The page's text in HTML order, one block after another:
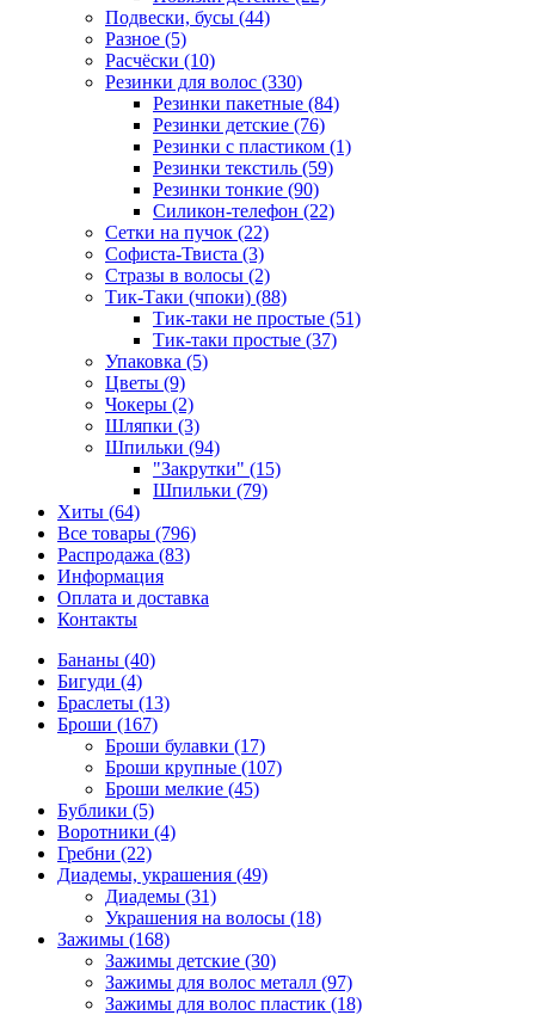
Подвески, бусы (44)
Разное (5)
Расчёски (10)
Резинки для волос (330)
Резинки пакетные (84)
Резинки детские (76)
Резинки с пластиком (1)
Резинки текстиль (59)
Резинки тонкие (90)
Силикон-телефон (22)
Сетки на пучок (22)
Софиста-Твиста (3)
Стразы в волосы (2)
Тик-Таки (чпоки) (88)
Тик-таки не простые (51)
Тик-таки простые (37)
Упаковка (5)
Цветы (9)
Чокеры (2)
Шляпки (3)
Шпильки (94)
"Закрутки" (15)
Шпильки (79)
Хиты (64)
Все товары (796)
Распродажа (83)
Информация
Оплата и доставка
Контакты
Бананы (40)
Бигуди (4)
Браслеты (13)
Броши (167)
Броши булавки (17)
Броши крупные (107)
Броши мелкие (45)
Бублики (5)
Воротники (4)
Гребни (22)
Диадемы, украшения (49)
Диадемы (31)
Украшения на волосы (18)
Зажимы (168)
Зажимы детские (30)
Зажимы для волос металл (97)
Зажимы для волос пластик (18)